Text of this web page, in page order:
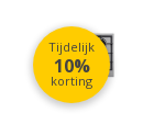
Tijdelijk
10%
korting